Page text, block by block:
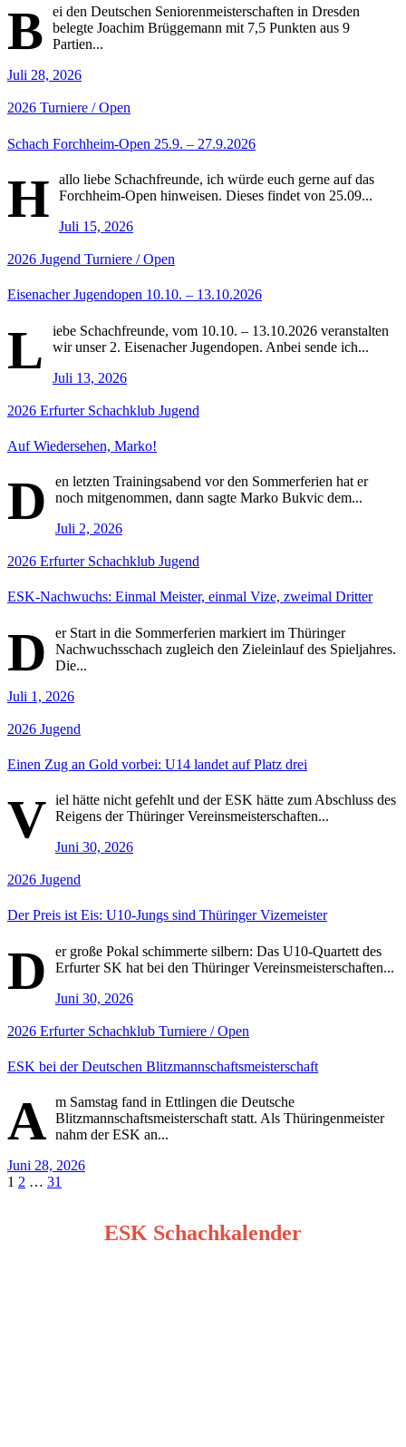
B
ei den Deutschen Seniorenmeisterschaften in Dresden
belegte Joachim Brüggemann mit 7,5 Punkten aus 9
Partien...
Juli 28, 2026
2026 Turniere / Open
Schach Forchheim-Open 25.9. – 27.9.2026
H
allo liebe Schachfreunde, ich würde euch gerne auf das
Forchheim-Open hinweisen. Dieses findet von 25.09...
Juli 15, 2026
2026 Jugend Turniere / Open
Eisenacher Jugendopen 10.10. – 13.10.2026
L
iebe Schachfreunde, vom 10.10. – 13.10.2026 veranstalten
wir unser 2. Eisenacher Jugendopen. Anbei sende ich...
Juli 13, 2026
2026 Erfurter Schachklub Jugend
Auf Wiedersehen, Marko!
D
en letzten Trainingsabend vor den Sommerferien hat er
noch mitgenommen, dann sagte Marko Bukvic dem...
Juli 2, 2026
2026 Erfurter Schachklub Jugend
ESK-Nachwuchs: Einmal Meister, einmal Vize, zweimal Dritter
D
er Start in die Sommerferien markiert im Thüringer
Nachwuchsschach zugleich den Zieleinlauf des Spieljahres.
Die...
Juli 1, 2026
2026 Jugend
Einen Zug an Gold vorbei: U14 landet auf Platz drei
V iel hätte nicht gefehlt und der ESK hätte zum Abschluss des
Reigens der Thüringer Vereinsmeisterschaften...
Juni 30, 2026
2026 Jugend
Der Preis ist Eis: U10-Jungs sind Thüringer Vizemeister
D
er große Pokal schimmerte silbern: Das U10-Quartett des
Erfurter SK hat bei den Thüringer Vereinsmeisterschaften...
Juni 30, 2026
2026 Erfurter Schachklub Turniere / Open
ESK bei der Deutschen Blitzmannschaftsmeisterschaft
A m Samstag fand in Ettlingen die Deutsche
Blitzmannschaftsmeisterschaft statt. Als Thüringenmeister
nahm der ESK an...
Juni 28, 2026
Seitennummerierung
1 2 … 31
ESK Schachkalender